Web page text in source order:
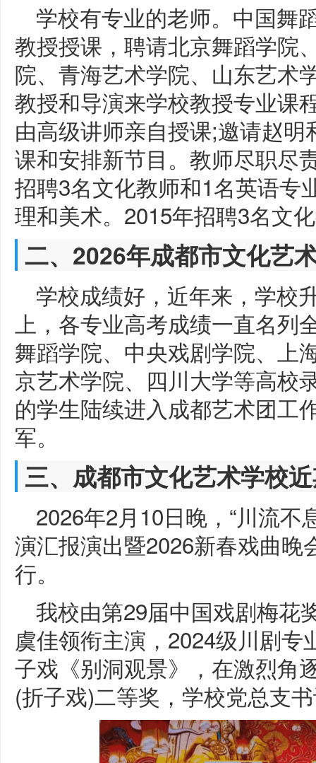
学校有专业的老师。中国舞
教授授课，聘请北京舞蹈学院
院、青海艺术学院、山东艺术
教授和导演来学校教授专业课
由高级讲师亲自授课;邀请赵
课和安排新节目。教师尽职尽
招聘3名文化教师和1名英语专
理和美术。2015年招聘3名文
二、2026年成都市文化艺
学校成绩好，近年来，学校
上，各专业高考成绩一直名列
舞蹈学院、中央戏剧学院、上
京艺术学院、四川大学等高校
的学生陆续进入成都艺术团工
军。
三、成都市文化艺术学校
2026年2月10日晚，“川流不
演汇报演出暨2026新春戏曲
行。
我校由第29届中国戏剧梅花
虞佳领衔主演，2024级川剧
子戏《别洞观景》，在激烈角
(折子戏)二等奖，学校党总支